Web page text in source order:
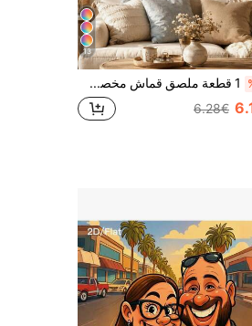
13
1 قطعة ملصق قماش مخصص، صورة شخصية إلى لوحة فنية مائية ناعمة، اطبع صورتك أو نص مخصص، ديكور منزلي أنيق، مناسب لغرفة المعيشة، غرفة النوم، التخرج، عيد الأم، عيد الأب، الزفاف، هدية الانتقال إلى منزل جديد
6.28€